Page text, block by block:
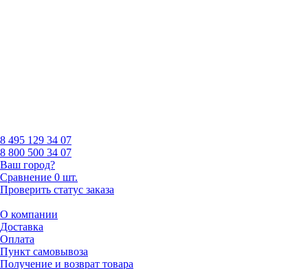
8 495 129 34 07
8 800 500 34 07
Ваш город?
Сравнение 0 шт.
Проверить статус заказа
О компании
Доставка
Оплата
Пункт самовывоза
Получение и возврат товара